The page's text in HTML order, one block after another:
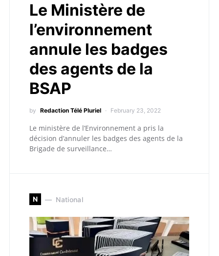
Le Ministère de
l’environnement
annule les badges
des agents de la
BSAP
by Redaction Télé Pluriel February 23, 2022
Le ministère de l’Environnement a pris la
décision d’annuler les badges des agents de la
Brigade de surveillance…
N National